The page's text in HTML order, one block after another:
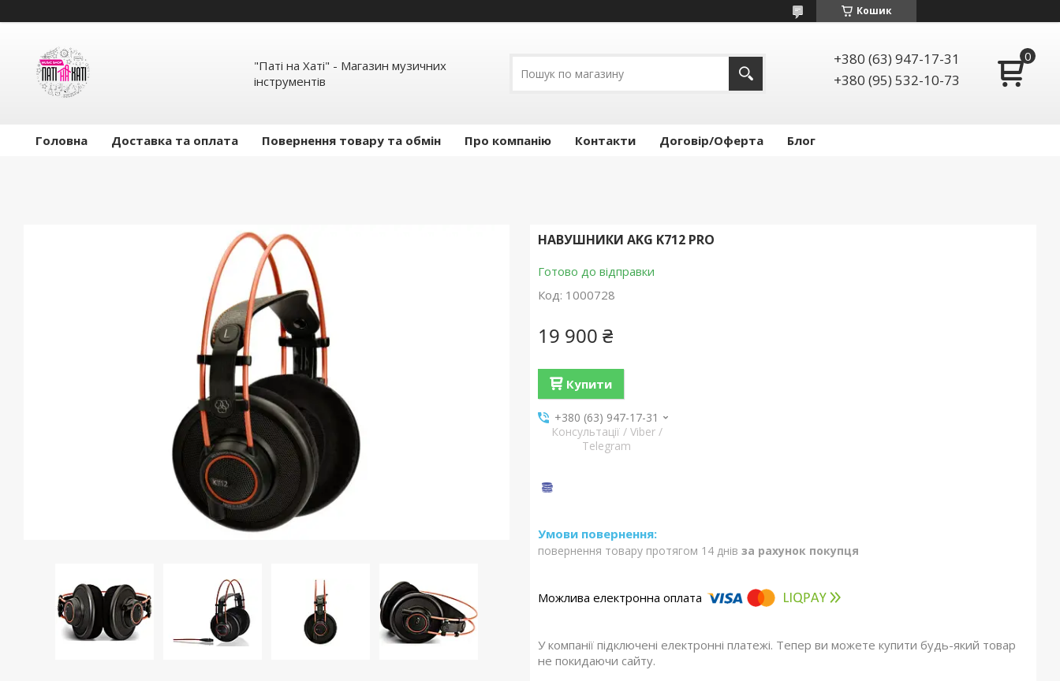
Кошик
"Паті на Хаті" - Магазин музичних
інструментів
+380 (63) 947-17-31
+380 (95) 532-10-73
Головна Доставка та оплата Повернення товару та обмін Про компанію Контакти Договір/Оферта Блог
НАВУШНИКИ AKG K712 PRO
Готово до відправки
Код: 1000728
19 900 ₴
Купити
+380 (63) 947-17-31
Консультації / Viber /
Telegram
повернення товару протягом 14 днів за рахунок покупця
У компанії підключені електронні платежі. Тепер ви можете купити будь-який товар
не покидаючи сайту.